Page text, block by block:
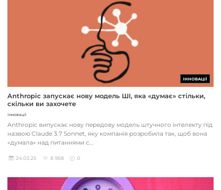
ІННОВАЦІЇ
Anthropic запускає нову модель ШІ, яка «думає» стільки,
скільки ви захочете
Інновації
Anthropic випускає нову передову модель штучного інтелекту під
назвою Claude 3.7 Sonnet, яку компанія розробила так, щоб вона
«думала» над питаннями с...
24.02.25 8 958 0